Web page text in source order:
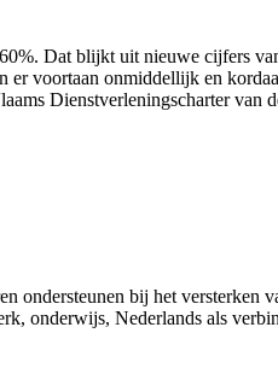
Dat blijkt uit nieuwe cijfers
er voortaan onmiddellijk en
Dienstverleningscharter van
ondersteunen bij het versterken
onderwijs, Nederlands als